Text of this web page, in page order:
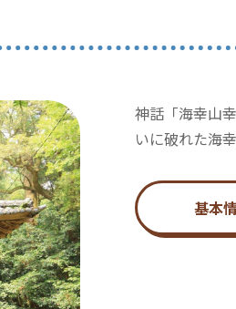
神話「海幸山
いに破れた海
基本